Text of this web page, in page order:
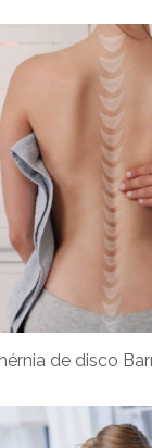
de disco